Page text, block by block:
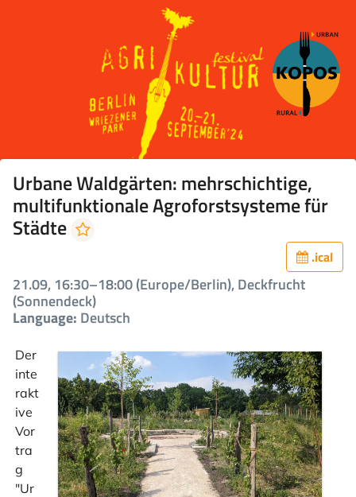
Urbane Waldgärten: mehrschichtige,
multifunktionale Agroforstsysteme für
Städte
.ical
21.09, 16:30–18:00 (Europe/Berlin), Deckfrucht
(Sonnendeck)
Language: Deutsch
Der
inte
rakt
ive
Vor
tra
g
"Ur